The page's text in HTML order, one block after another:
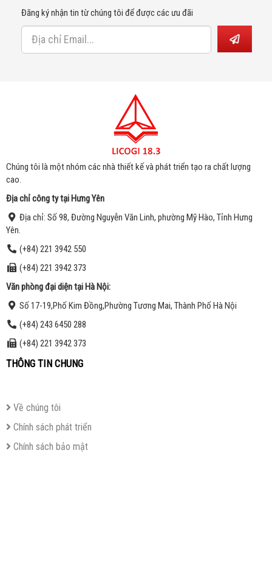
Đăng ký nhận tin từ chúng tôi để được các ưu đãi
Chúng tôi là một nhóm các nhà thiết kế và phát triển tạo ra chất lượng
cao.
Địa chỉ công ty tại Hưng Yên
Địa chỉ: Số 98, Đường Nguyễn Văn Linh, phường Mỹ Hào, Tỉnh Hưng
Yên.
(+84) 221 3942 550
(+84) 221 3942 373
Văn phòng đại diện tại Hà Nội:
Số 17-19,Phố Kim Đồng,Phường Tương Mai, Thành Phố Hà Nội
(+84) 243 6450 288
(+84) 221 3942 373
THÔNG TIN CHUNG
Về chúng tôi
Chính sách phát triển
Chính sách bảo mật